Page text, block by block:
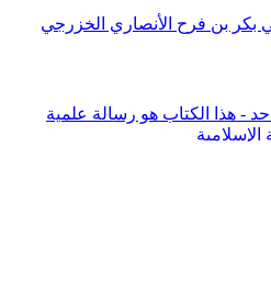
بكر بن فرح الأنصاري الخزرجي
- هذا الكتاب هو رسالة علمية
الإسلامية